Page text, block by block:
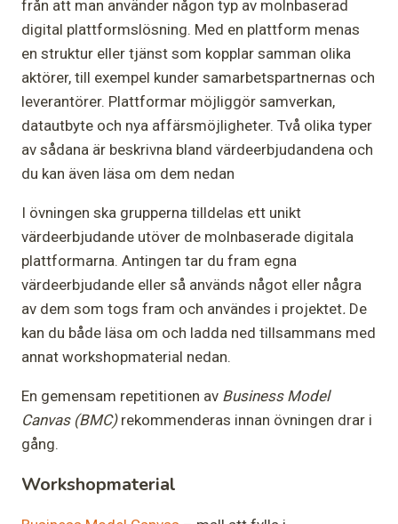
från att man använder någon typ av molnbaserad
digital plattformslösning. Med en plattform menas
en struktur eller tjänst som kopplar samman olika
aktörer, till exempel kunder samarbetspartnernas och
leverantörer. Plattformar möjliggör samverkan,
datautbyte och nya affärsmöjligheter. Två olika typer
av sådana är beskrivna bland värdeerbjudandena och
du kan även läsa om dem nedan
I övningen ska grupperna tilldelas ett unikt
värdeerbjudande utöver de molnbaserade digitala
plattformarna. Antingen tar du fram egna
värdeerbjudande eller så används något eller några
av dem som togs fram och användes i projektet. De
kan du både läsa om och ladda ned tillsammans med
annat workshopmaterial nedan.
En gemensam repetitionen av Business Model
Canvas (BMC)rekommenderas innan övningen drar i
gång.
Workshopmaterial